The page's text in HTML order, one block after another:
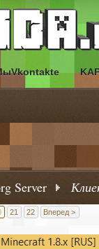
Server
21 22 Вперед >